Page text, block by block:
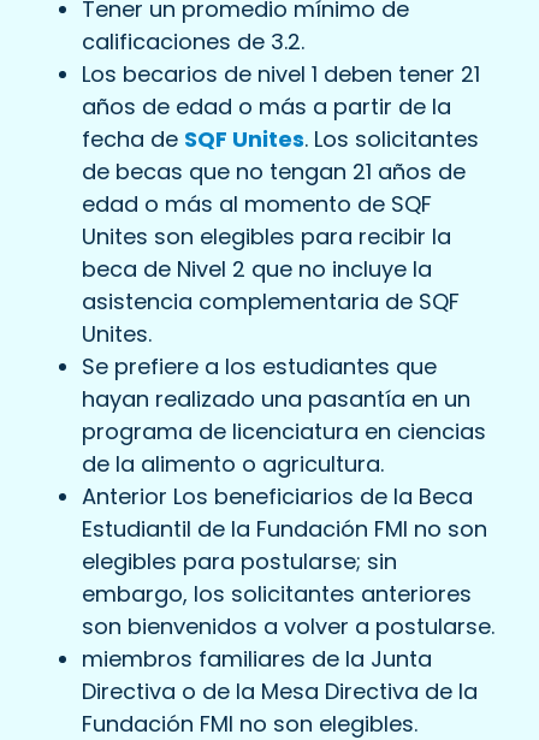
Tener un promedio mínimo de
calificaciones de 3.2.
Los becarios de nivel 1 deben tener 21
años de edad o más a partir de la
fecha de SQF Unites. Los solicitantes
de becas que no tengan 21 años de
edad o más al momento de SQF
Unites son elegibles para recibir la
beca de Nivel 2 que no incluye la
asistencia complementaria de SQF
Unites.
Se prefiere a los estudiantes que
hayan realizado una pasantía en un
programa de licenciatura en ciencias
de la alimento o agricultura.
Anterior Los beneficiarios de la Beca
Estudiantil de la Fundación FMI no son
elegibles para postularse; sin
embargo, los solicitantes anteriores
son bienvenidos a volver a postularse.
miembros familiares de la Junta
Directiva o de la Mesa Directiva de la
Fundación FMI no son elegibles.